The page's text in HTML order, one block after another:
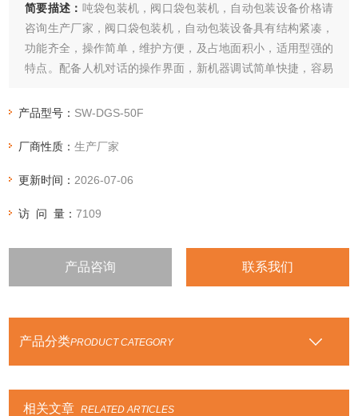
简要描述： 吨袋包装机，阀口袋包装机，自动包装设备价格请
咨询生产厂家，阀口袋包装机，自动包装设备具有结构紧凑，
功能齐全，操作简单，维护方便，及占地面积小，适用型强的
特点。配备人机对话的操作界面，新机器调试简单快捷，容易
产品型号： SW-DGS-50F
厂商性质：生产厂家
更新时间： 2026-07-06
访 问 量：7109
产品咨询 联系我们
产品分类PRODUCT CATEGORY
相关文章 RELATED ARTICLES